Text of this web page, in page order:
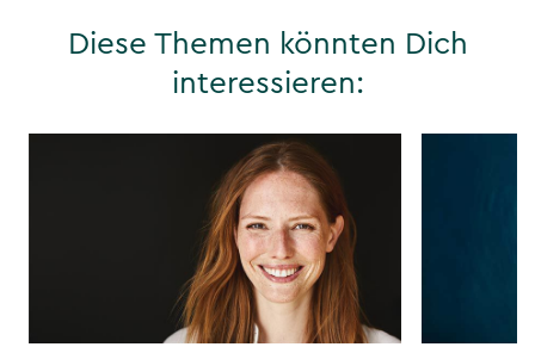
Diese Themen könnten Dich
interessieren: